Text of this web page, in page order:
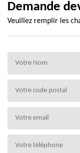
Demande
Veuillez remplir les